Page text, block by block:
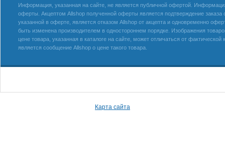
Информация, указанная на сайте, не является публичной офертой.
оферты. Акцептом Allshop полученной оферты является подтверждение
указанной в оферте, является отказом Allshop от акцепта и одновременно
быть изменена производителем в одностороннем порядке. Изображения
цене товара, указанная в каталоге на сайте, может отличаться от
является сообщение Allshop о цене такого товара.
Карта сайта